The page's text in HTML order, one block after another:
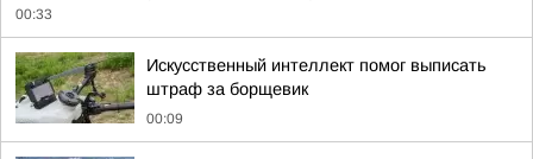
00:33
Искусственный интеллект помог выписать
штраф за борщевик
00:09